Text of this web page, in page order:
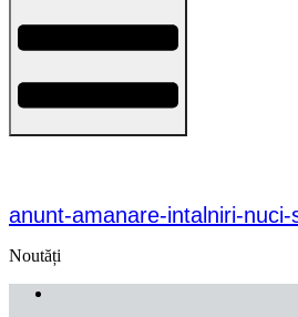
anunt-amanare-intalniri-nuci-
Noutăți